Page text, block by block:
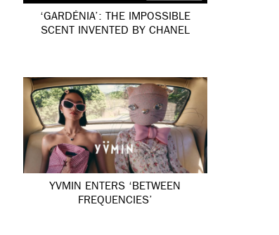
‘GARDÉNIA’: THE IMPOSSIBLE
SCENT INVENTED BY CHANEL
YVMIN ENTERS ‘BETWEEN
FREQUENCIES’